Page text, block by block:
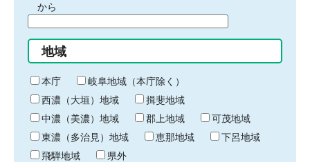
間
始
り
から
間
終
わ
り
地域
本庁
岐阜地域（本庁除く）
西濃（大垣）地域
揖斐地域
中濃（美濃）地域
郡上地域
可茂地域
東濃（多治見）地域
恵那地域
下呂地域
飛騨地域
県外